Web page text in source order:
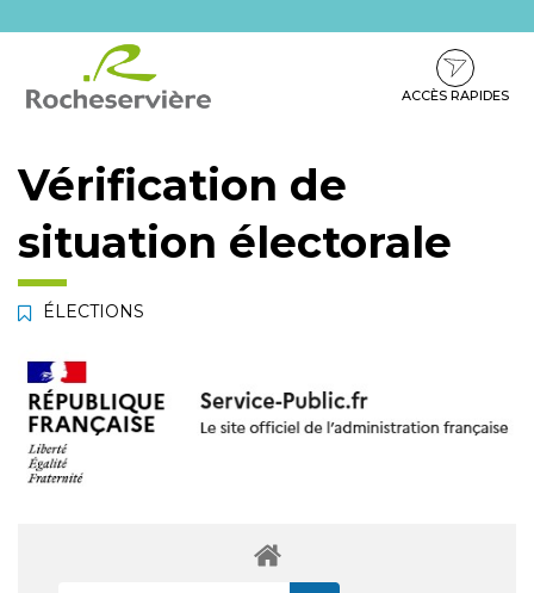
contenu
pied
ACCÈS RAPIDES
Vérification de
situation électorale
ÉLECTIONS